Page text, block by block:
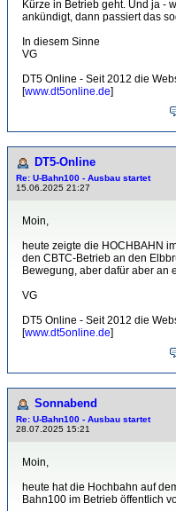
Kürze in Betrieb geht. Und ja -
ankündigt, dann passiert das
In diesem Sinne
VG
DT5 Online - Seit 2012 die
[www.dt5online.de]
DT5-Online
Re: U-Bahn100 - Ausbau startet
15.06.2025 21:27
Moin,
heute zeigte die HOCHBAHN
den CBTC-Betrieb an den
Bewegung, aber dafür aber an
VG
DT5 Online - Seit 2012 die
[www.dt5online.de]
Sonnabend
Re: U-Bahn100 - Ausbau startet
28.07.2025 15:21
Moin,
heute hat die Hochbahn auf
Bahn100 im Betrieb öffentlich